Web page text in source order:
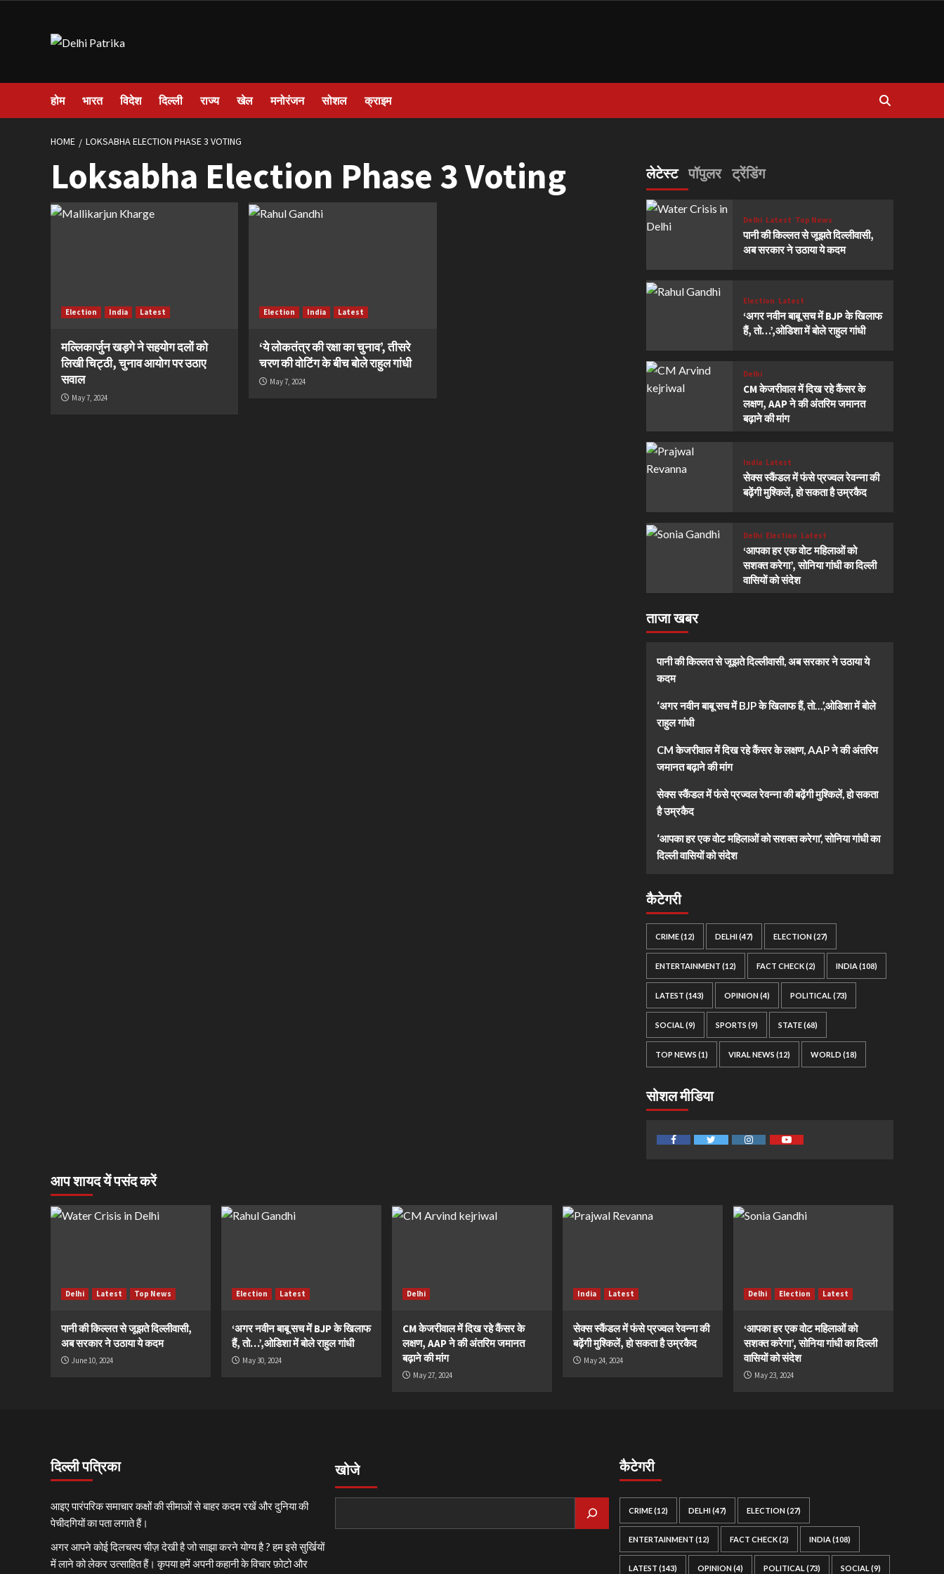
होम भारत विदेश दिल्ली राज्य खेल मनोरंजन सोशल क्राइम
HOME LOKSABHA ELECTION PHASE 3 VOTING
Loksabha Election Phase 3 Voting
Election India Latest
मल्लिकार्जुन खड़गे ने सहयोग दलों को
लिखी चिट्ठी, चुनाव आयोग पर उठाए
सवाल
May 7, 2024
Election India Latest
‘ये लोकतंत्र की रक्षा का चुनाव’, तीसरे
चरण की वोटिंग के बीच बोले राहुल गांधी
May 7, 2024
लेटेस्ट पॉपुलर ट्रेंडिंग
Delhi Latest Top News
पानी की किल्लत से जूझते दिल्लीवासी,
अब सरकार ने उठाया ये कदम
Election Latest
‘अगर नवीन बाबू सच में BJP के खिलाफ
हैं, तो…’,ओडिशा में बोले राहुल गांधी
Delhi
CM केजरीवाल में दिख रहे कैंसर के
लक्षण, AAP ने की अंतरिम जमानत
बढ़ाने की मांग
India Latest
सेक्स स्कैंडल में फंसे प्रज्वल रेवन्ना की
बढ़ेंगी मुश्किलें, हो सकता है उम्रकैद
Delhi Election Latest
‘आपका हर एक वोट महिलाओं को
सशक्त करेगा’, सोनिया गांधी का दिल्ली
वासियों को संदेश
ताजा खबर
पानी की किल्लत से जूझते दिल्लीवासी, अब सरकार ने उठाया ये
कदम
‘अगर नवीन बाबू सच में BJP के खिलाफ हैं, तो…’,ओडिशा में बोले
राहुल गांधी
CM केजरीवाल में दिख रहे कैंसर के लक्षण, AAP ने की अंतरिम
जमानत बढ़ाने की मांग
सेक्स स्कैंडल में फंसे प्रज्वल रेवन्ना की बढ़ेंगी मुश्किलें, हो सकता
है उम्रकैद
‘आपका हर एक वोट महिलाओं को सशक्त करेगा’, सोनिया गांधी का
दिल्ली वासियों को संदेश
कैटेगरी
CRIME(12) DELHI(47) ELECTION(27)
ENTERTAINMENT (12) FACT CHECK(2) INDIA(108)
LATEST (143) OPINION(4) POLITICAL (73)
SOCIAL (9) SPORTS (9) STATE(68)
TOP NEWS (1) VIRAL NEWS (12) WORLD (18)
सोशल मीडिया
FacebookTwitter InstagramYoutube
आप शायद यें पसंद करें
Delhi Latest Top News
पानी की किल्लत से जूझते दिल्लीवासी,
अब सरकार ने उठाया ये कदम
June 10, 2024
Election Latest
‘अगर नवीन बाबू सच में BJP के खिलाफ
हैं, तो…’,ओडिशा में बोले राहुल गांधी
May 30, 2024
Delhi
CM केजरीवाल में दिख रहे कैंसर के
लक्षण, AAP ने की अंतरिम जमानत
बढ़ाने की मांग
May 27, 2024
India Latest
सेक्स स्कैंडल में फंसे प्रज्वल रेवन्ना की
बढ़ेंगी मुश्किलें, हो सकता है उम्रकैद
May 24, 2024
Delhi Election Latest
‘आपका हर एक वोट महिलाओं को
सशक्त करेगा’, सोनिया गांधी का दिल्ली
वासियों को संदेश
May 23, 2024
दिल्ली पत्रिका
आइए पारंपरिक समाचार कक्षों की सीमाओं से बाहर कदम रखें और दुनिया की
पेचीदगियों का पता लगाते हैं।
अगर आपने कोई दिलचस्प चीज़ देखी है जो साझा करने योग्य है ? हम इसे सुर्खियों
में लाने को लेकर उत्साहित हैं। कृपया हमें अपनी कहानी के विचार फ़ोटो और
खोजे कैटेगरी
CRIME(12) DELHI(47) ELECTION(27)
ENTERTAINMENT (12) FACT CHECK(2) INDIA(108)
LATEST (143) OPINION(4) POLITICAL (73) SOCIAL (9)